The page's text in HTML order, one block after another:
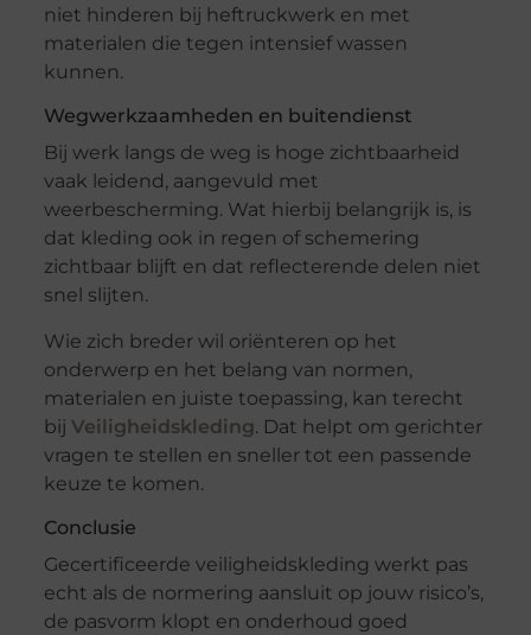
niet hinderen bij heftruckwerk en met
materialen die tegen intensief wassen
kunnen.
Wegwerkzaamheden en buitendienst
Bij werk langs de weg is hoge zichtbaarheid
vaak leidend, aangevuld met
weerbescherming. Wat hierbij belangrijk is, is
dat kleding ook in regen of schemering
zichtbaar blijft en dat reflecterende delen niet
snel slijten.
Wie zich breder wil oriënteren op het
onderwerp en het belang van normen,
materialen en juiste toepassing, kan terecht
bij Veiligheidskleding. Dat helpt om gerichter
vragen te stellen en sneller tot een passende
keuze te komen.
Conclusie
Gecertificeerde veiligheidskleding werkt pas
echt als de normering aansluit op jouw risico’s,
de pasvorm klopt en onderhoud goed